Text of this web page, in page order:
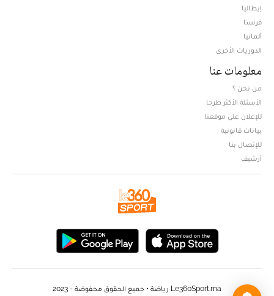
إيطاليا
فرنسا
ألمانيا
الدوريات الأخرى
معلومات عنا
من نحن ؟
الأسئلة الأكثر طرحا
للإعلان على موقعنا
بيانات قانونية
للإتصال بنا
أرشيف
Le360Sport.ma رياضة • جميع الحقوق محفوضة - 2023